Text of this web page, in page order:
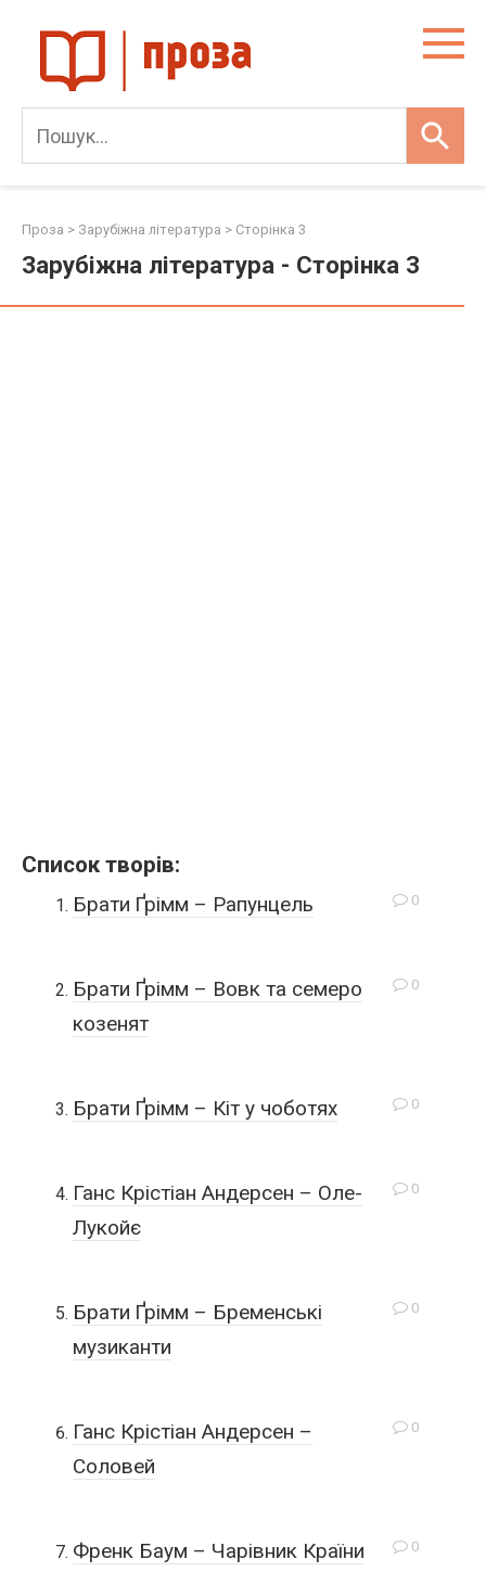
content
Проза > Зарубіжна література > Сторінка 3
Зарубіжна література - Сторінка 3
Список творів:
0
Брати Ґрімм – Рапунцель
0
Брати Ґрімм – Вовк та семеро
козенят
0
Брати Ґрімм – Кіт у чоботях
0
Ганс Крістіан Андерсен – Оле-
Лукойє
0
Брати Ґрімм – Бременські
музиканти
0
Ганс Крістіан Андерсен –
Соловей
0
Френк Баум – Чарівник Країни